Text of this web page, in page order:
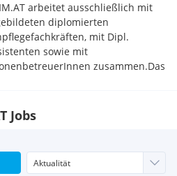
arbeitet ausschließlich mit
diplomierten
mit Dipl.
sowie mit
zusammen.Das
Dipl. SeniorentrainerInnen,
ihre Einsatzzeiten und
oder selbständiger
für keinen
Jobs